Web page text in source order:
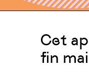
Cet
fin